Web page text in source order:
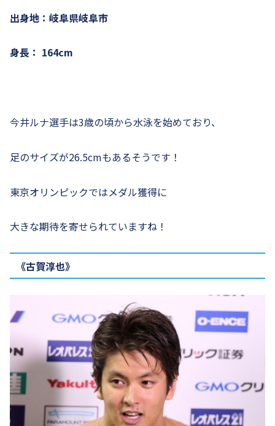
出身地：岐阜県岐阜市
身長： 164cm
今井ルナ選手は3歳の頃から水泳を始めており、
足のサイズが26.5cmもあるそうです！
東京オリンピックではメダル獲得に
大きな期待を寄せられていますね！
《古賀淳也》